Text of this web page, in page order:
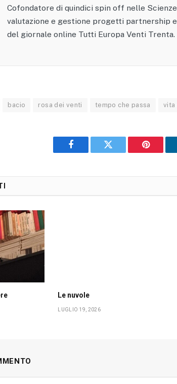
Cofondatore di quindici spin off nelle
valutazione e gestione progetti partnership
del giornale online Tutti Europa Venti Trenta.
bacio rosa dei venti tempo che passa vita
Facebook X Pinterest
Le nuvole
LUGLIO 19, 2026